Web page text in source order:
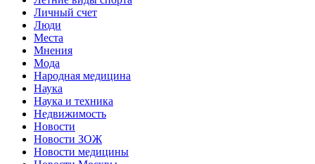
Личный счет
Люди
Места
Мнения
Мода
Народная медицина
Наука
Наука и техника
Недвижимость
Новости
Новости ЗОЖ
Новости медицины